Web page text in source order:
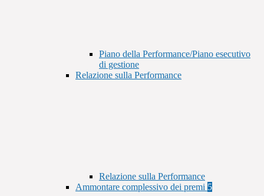
Piano della Performance/Piano esecutivo
di gestione
Relazione sulla Performance
Relazione sulla Performance
Ammontare complessivo dei premi 5